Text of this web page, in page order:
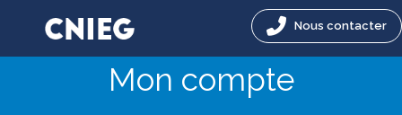
Nous contacter
Mon compte